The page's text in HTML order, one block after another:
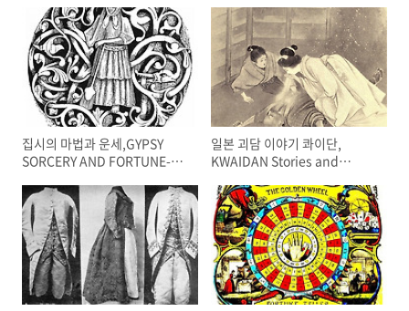
집시의 마법과 운세,GYPSY
SORCERY AND FORTUNE-
일본 괴담 이야기 콰이단,
KWAIDAN Stories and
Things_1904